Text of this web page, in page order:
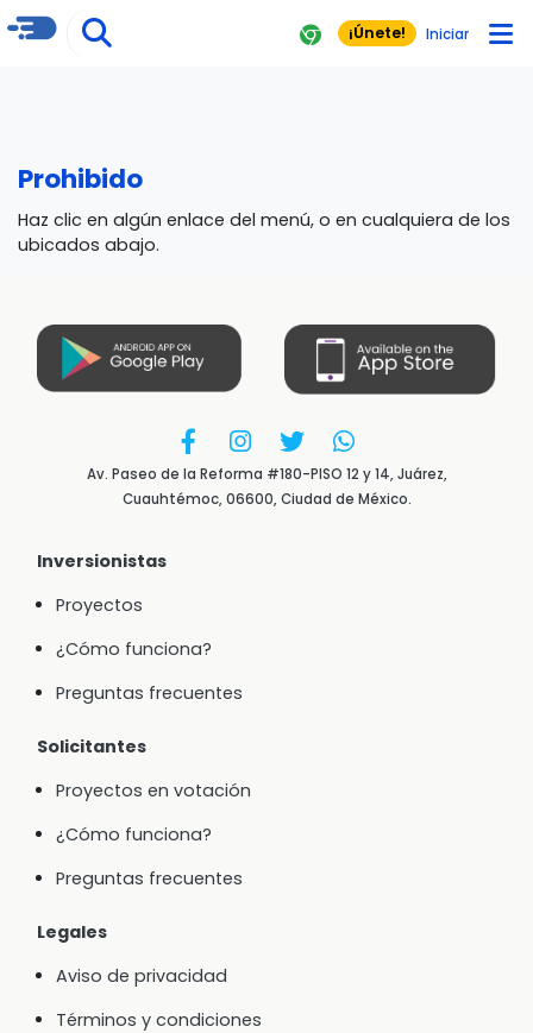
¡Únete! Iniciar
Prohibido
Haz clic en algún enlace del menú, o en cualquiera de los
ubicados abajo.
Av. Paseo de la Reforma #180-PISO 12 y 14, Juárez,
Cuauhtémoc, 06600, Ciudad de México.
Inversionistas
Proyectos
¿Cómo funciona?
Preguntas frecuentes
Solicitantes
Proyectos en votación
¿Cómo funciona?
Preguntas frecuentes
Legales
Aviso de privacidad
Términos y condiciones